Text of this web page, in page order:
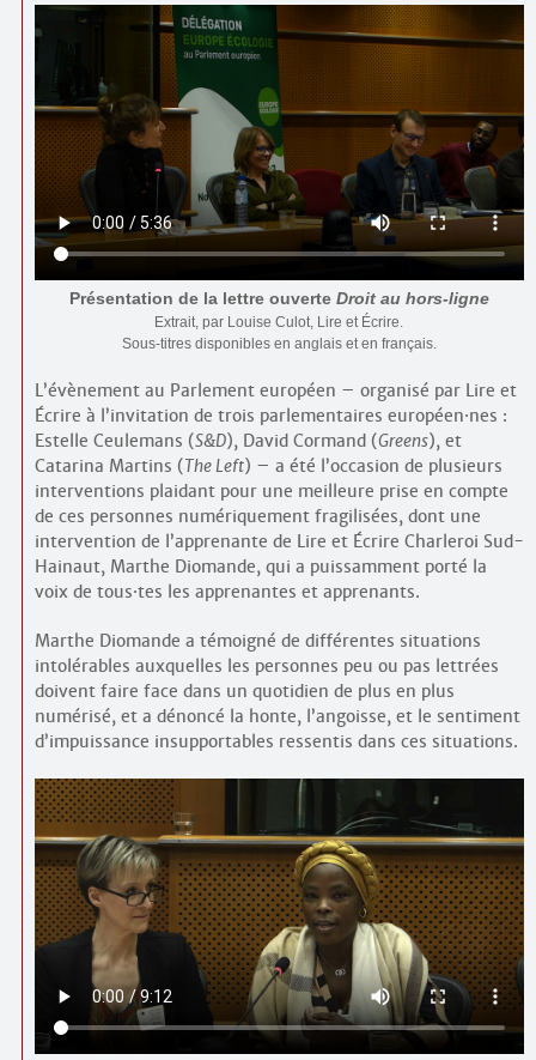
Présentation de la lettre ouverte Droit au hors-ligne
Extrait, par Louise Culot, Lire et Écrire.
Sous-titres disponibles en anglais et en français.
L’évènement au Parlement européen – organisé par Lire et
Écrire à l’invitation de trois parlementaires européen·nes :
Estelle Ceulemans (S&D), David Cormand (Greens), et
Catarina Martins (The Left) – a été l’occasion de plusieurs
interventions plaidant pour une meilleure prise en compte
de ces personnes numériquement fragilisées, dont une
intervention de l’apprenante de Lire et Écrire Charleroi Sud-
Hainaut, Marthe Diomande, qui a puissamment porté la
voix de tous·tes les apprenantes et apprenants.
Marthe Diomande a témoigné de différentes situations
intolérables auxquelles les personnes peu ou pas lettrées
doivent faire face dans un quotidien de plus en plus
numérisé, et a dénoncé la honte, l’angoisse, et le sentiment
d’impuissance insupportables ressentis dans ces situations.